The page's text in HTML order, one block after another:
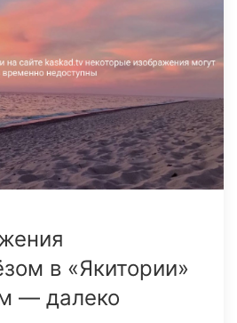
в «Якитории»
— далеко